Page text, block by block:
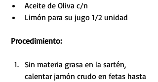
Aceite de Oliva c/n
Limón para su jugo 1/2 unidad
Procedimiento:
Sin materia grasa en la sartén,
calentar jamón crudo en fetas hasta